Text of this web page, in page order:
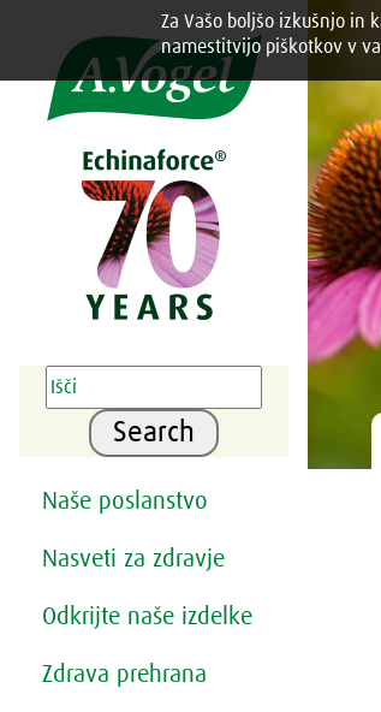

Search
Naše poslanstvo
Nasveti za zdravje
Odkrijte naše izdelke
Zdrava prehrana
Za Vašo boljšo izkušnjo in
namestitvijo piškotkov v
Share this selection